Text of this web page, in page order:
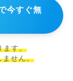
今すぐ無
ます。
ません。